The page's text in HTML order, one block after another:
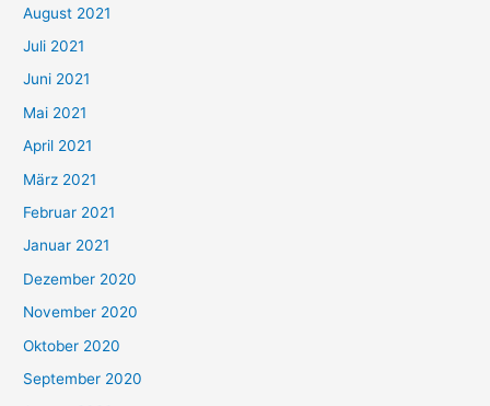
n
a
c
h
:
August 2021
Juli 2021
Juni 2021
Mai 2021
April 2021
März 2021
Februar 2021
Januar 2021
Dezember 2020
November 2020
Oktober 2020
September 2020